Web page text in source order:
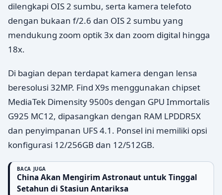
dilengkapi OIS 2 sumbu, serta kamera telefoto
dengan bukaan f/2.6 dan OIS 2 sumbu yang
mendukung zoom optik 3x dan zoom digital hingga
18x.
Di bagian depan terdapat kamera dengan lensa
beresolusi 32MP. Find X9s menggunakan chipset
MediaTek Dimensity 9500s dengan GPU Immortalis
G925 MC12, dipasangkan dengan RAM LPDDR5X
dan penyimpanan UFS 4.1. Ponsel ini memiliki opsi
konfigurasi 12/256GB dan 12/512GB.
BACA JUGA
China Akan Mengirim Astronaut untuk Tinggal
Setahun di Stasiun Antariksa